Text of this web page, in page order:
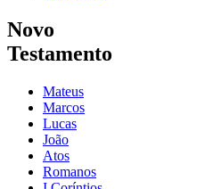
Novo
Testamento
Mateus
Marcos
Lucas
João
Atos
Romanos